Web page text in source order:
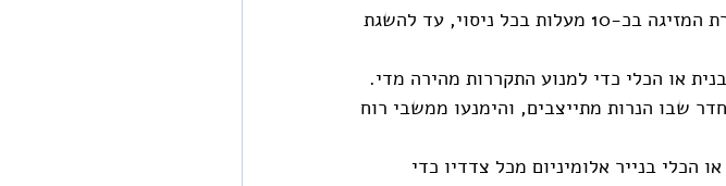
: נסו להוריד את טמפרטורת המזיגה בכ-10 מעלות בכל ניסוי, עד להשגת
או הכלי כדי למנוע התקררות מהירה מדי.
שבו הנרות מתייצבים, והימנעו ממשבי רוח
הכלי בנייר אלומיניום מכל צדדיו כדי